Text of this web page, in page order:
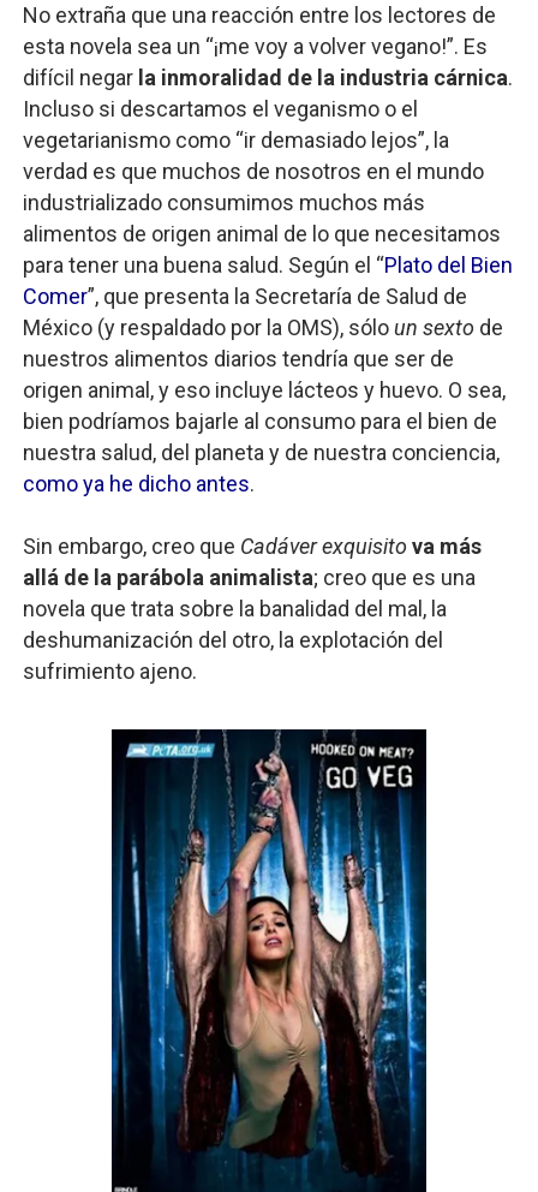
No extraña que una reacción entre los lectores de
esta novela sea un “¡me voy a volver vegano!”. Es
difícil negar la inmoralidad de la industria cárnica.
Incluso si descartamos el veganismo o el
vegetarianismo como “ir demasiado lejos”, la
verdad es que muchos de nosotros en el mundo
industrializado consumimos muchos más
alimentos de origen animal de lo que necesitamos
para tener una buena salud. Según el “Plato del Bien
Comer”, que presenta la Secretaría de Salud de
México (y respaldado por la OMS), sóloun sextode
nuestros alimentos diarios tendría que ser de
origen animal, y eso incluye lácteos y huevo. O sea,
bien podríamos bajarle al consumo para el bien de
nuestra salud, del planeta y de nuestra conciencia,
como ya he dicho antes.
Sin embargo, creo que Cadáver exquisitova más
allá de la parábola animalista; creo que es una
novela que trata sobre la banalidad del mal, la
deshumanización del otro, la explotación del
sufrimiento ajeno.